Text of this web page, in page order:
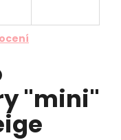
"mini"